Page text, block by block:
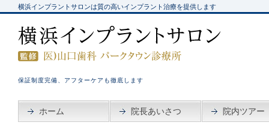
横浜インプラントサロンは質の高いインプラント治療を提供します
保証制度完備、アフターケアも徹底します
ホーム 院長あいさつ 院内ツアー